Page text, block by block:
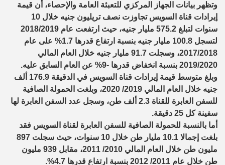
وتظهر بيانات الجهاز المركزي للتعبئة العامة والإحصاء، أن قيمة
إيرادات قناة السويس تجاوزت نصف تريليون جنيه خلال 10
سنوات لتبلغ 575.2 مليار جنيه، حيث ارتفعت عام 2018/2019
لتسجل 100.8 مليار جنيه بنسبة ارتفاع قدرها 1.7% على عام
2017/2018، وسجلت 91.7 مليار جنيه خلال العام المالي
2019/2020 بنسبة انخفاض قدرها -9% عن العام السابق عليه.
وبلغ متوسط قيمة إيرادات قناة السويس في الدقيقة 176.9 ألف
جنيه خلال العام المالي 2019/ 2020، وبلغت الحمولة الصافية
للسفن العابرة للقناة 2.3 ألف طن، وسجل عدد السفن العابرة لها
سفينة كل 25 دقيقة.
أما بالنسبة للحمولة الصافية للسفن العابرة لقناة السويس فقد
بلغت إجمالا 10.1 مليار طن خلال 10 سنوات، حيث سجلت 897
مليون طن خلال العام المالي 2010/ 2011، مقابل 939 مليون
طن خلال عام 2011/ 2012 بنسبة ارتفاع قدرها 4.7%.